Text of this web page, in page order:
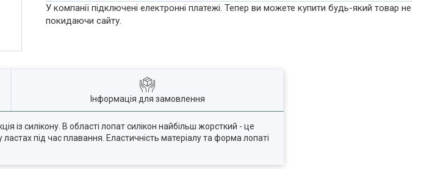
У компанії підключені електронні платежі. Тепер ви можете купити будь-який товар не
покидаючи сайту.
Інформація для замовлення
із силікону. В області лопат силікон найбільш жорсткий - це
під час плавання. Еластичність матеріалу та форма лопаті